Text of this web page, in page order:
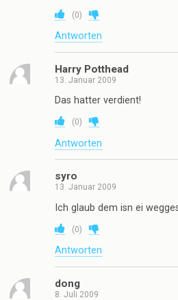
(0)
Antworten
Harry Potthead
13. Januar 2009
Das hatter verdient!
(0)
Antworten
syro
13. Januar 2009
Ich glaub dem isn ei
(0)
Antworten
dong
8. Juli 2009